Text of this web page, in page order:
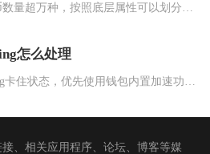
当前市场流通的虚拟币数量超万种，按照底层属性可以划分为原生公链币、稳定币、平台通证、细分赛
怎么处理
、相关应用程序、论坛、博客等媒